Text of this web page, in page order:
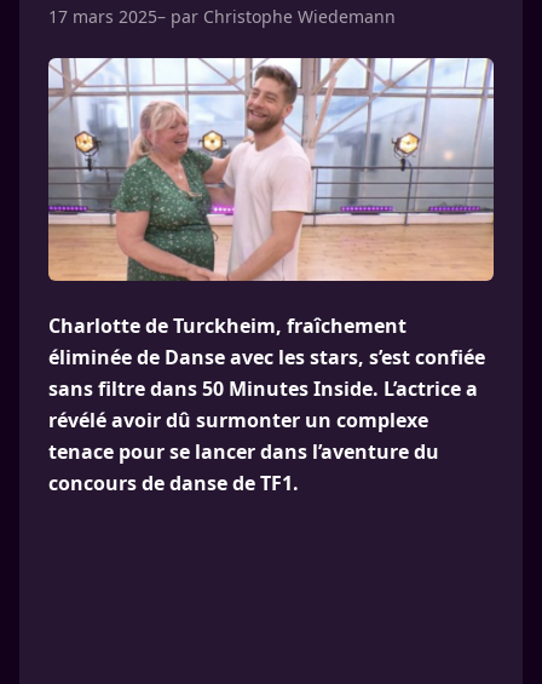
17 mars 2025– par Christophe Wiedemann
Charlotte de Turckheim, fraîchement
éliminée de Danse avec les stars, s’est confiée
sans filtre dans 50 Minutes Inside. L’actrice a
révélé avoir dû surmonter un complexe
tenace pour se lancer dans l’aventure du
concours de danse de TF1.